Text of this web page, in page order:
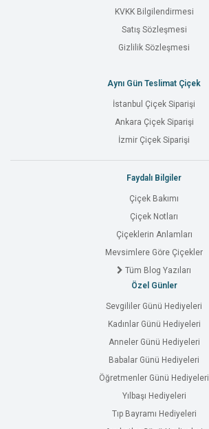
KVKK Bilgilendirmesi
Satış Sözleşmesi
Gizlilik Sözleşmesi
Aynı Gün Teslimat Çiçek
İstanbul Çiçek Siparişi
Ankara Çiçek Siparişi
İzmir Çiçek Siparişi
Faydalı Bilgiler
Çiçek Bakımı
Çiçek Notları
Çiçeklerin Anlamları
Mevsimlere Göre Çiçekler
Tüm Blog Yazıları
Özel Günler
Sevgililer Günü Hediyeleri
Kadınlar Günü Hediyeleri
Anneler Günü Hediyeleri
Babalar Günü Hediyeleri
Öğretmenler Günü Hediyeleri
Yılbaşı Hediyeleri
Tıp Bayramı Hediyeleri